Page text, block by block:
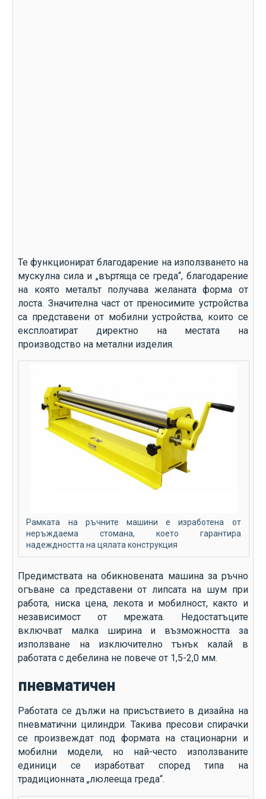
Те функционират благодарение на използването на
мускулна сила и „въртяща се греда“, благодарение
на която металът получава желаната форма от
лоста. Значителна част от преносимите устройства
са представени от мобилни устройства, които се
експлоатират директно на местата на
производство на метални изделия.
Рамката на ръчните машини е изработена от
неръждаема стомана, което гарантира
надеждността на цялата конструкция
Предимствата на обикновената машина за ръчно
огъване са представени от липсата на шум при
работа, ниска цена, лекота и мобилност, както и
независимост от мрежата. Недостатъците
включват малка ширина и възможността за
използване на изключително тънък калай в
работата с дебелина не повече от 1,5-2,0 мм.
пневматичен
Работата се дължи на присъствието в дизайна на
пневматични цилиндри. Такива пресови спирачки
се произвеждат под формата на стационарни и
мобилни модели, но най-често използваните
единици се изработват според типа на
традиционната „люлееща греда“.